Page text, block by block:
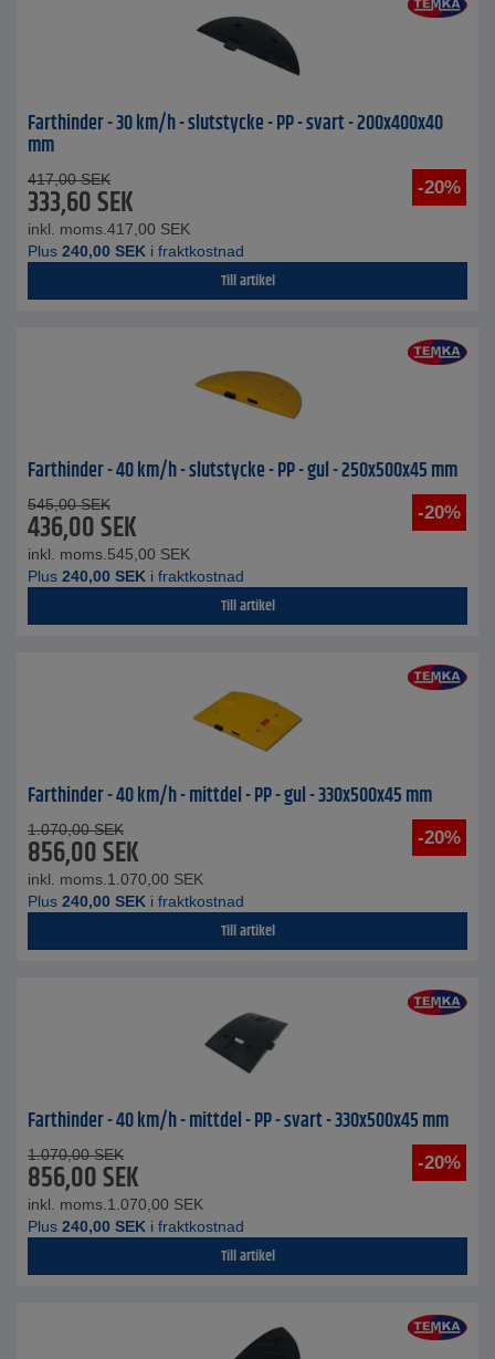
Farthinder - 30 km/h - slutstycke - PP - svart - 200x400x40
mm
-20%
417,00 SEK
333,60SEK
inkl. moms. 417,00 SEK
Plus 240,00 SEK i fraktkostnad
Till artikel
Farthinder - 40 km/h - slutstycke - PP - gul - 250x500x45 mm
-20%
545,00 SEK
436,00SEK
inkl. moms. 545,00 SEK
Plus 240,00 SEK i fraktkostnad
Till artikel
Farthinder - 40 km/h - mittdel - PP - gul - 330x500x45 mm
-20%
1.070,00 SEK
856,00SEK
inkl. moms. 1.070,00 SEK
Plus 240,00 SEK i fraktkostnad
Till artikel
Farthinder - 40 km/h - mittdel - PP - svart - 330x500x45 mm
-20%
1.070,00 SEK
856,00SEK
inkl. moms. 1.070,00 SEK
Plus 240,00 SEK i fraktkostnad
Till artikel